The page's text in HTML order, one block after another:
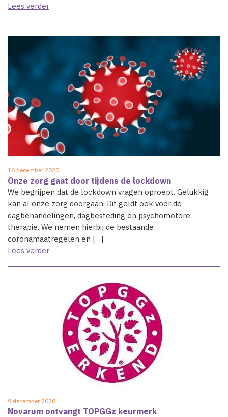
Lees verder
16 december 2020
Onze zorg gaat door tijdens de lockdown
We begrijpen dat de lockdown vragen oproept. Gelukkig
kan al onze zorg doorgaan. Dit geldt ook voor de
dagbehandelingen, dagbesteding en psychomotore
therapie. We nemen hierbij de bestaande
coronamaatregelen en […]
Lees verder
9 december 2020
Novarum ontvangt TOPGGz keurmerk